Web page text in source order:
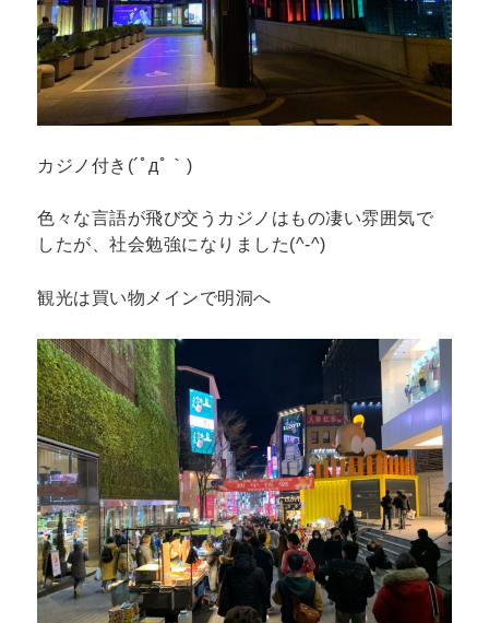
カジノ付き(´ﾟдﾟ｀)
色々な言語が飛び交うカジノはもの凄い雰囲気で
したが、社会勉強になりました(^-^)
観光は買い物メインで明洞へ